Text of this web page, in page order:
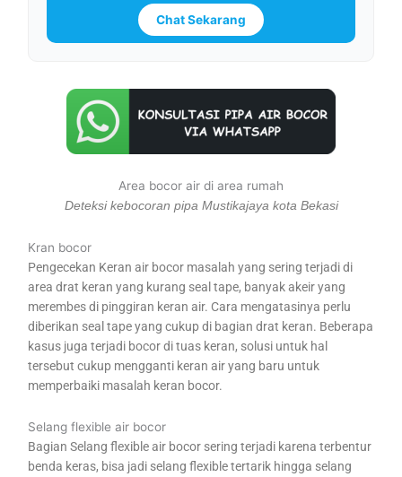
Chat Sekarang
Area bocor air di area rumah
Deteksi kebocoran pipa Mustikajaya kota Bekasi
Kran bocor
Pengecekan Keran air bocor masalah yang sering terjadi di
area drat keran yang kurang seal tape, banyak akeir yang
merembes di pinggiran keran air. Cara mengatasinya perlu
diberikan seal tape yang cukup di bagian drat keran. Beberapa
kasus juga terjadi bocor di tuas keran, solusi untuk hal
tersebut cukup mengganti keran air yang baru untuk
memperbaiki masalah keran bocor.
Selang flexible air bocor
Bagian Selang flexible air bocor sering terjadi karena terbentur
benda keras, bisa jadi selang flexible tertarik hingga selang